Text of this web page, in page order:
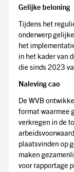
Gelijke beloning
Tijdens het
onderwerp
het
in het kader van
die sinds 2023
Naleving cao
De WVB
format waarmee
verkregen in de
plaatsvinden op
maken
voor rapportage